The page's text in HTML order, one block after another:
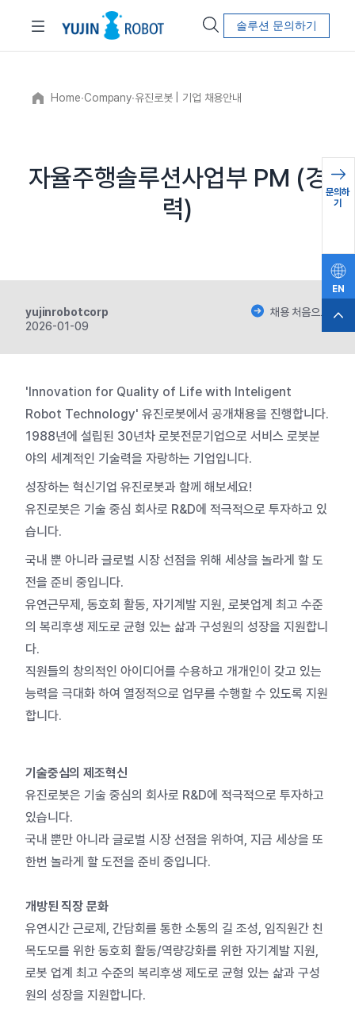
솔루션 문의하기
Home∙Company∙유진로봇 | 기업 채용안내
자율주행솔루션사업부 PM (경
력)
yujinrobotcorp
2026-01-09
채용 처음으로
'Innovation for Quality of Life with Inteligent
Robot Technology' 유진로봇에서 공개채용을 진행합니다.
1988년에 설립된 30년차 로봇전문기업으로 서비스 로봇분
야의 세계적인 기술력을 자랑하는 기업입니다.
성장하는 혁신기업 유진로봇과 함께 해보세요!
유진로봇은 기술 중심 회사로 R&D에 적극적으로 투자하고 있
습니다.
국내 뿐 아니라 글로벌 시장 선점을 위해 세상을 놀라게 할 도
전을 준비 중입니다.
유연근무제, 동호회 활동, 자기계발 지원, 로봇업계 최고 수준
의 복리후생 제도로 균형 있는 삶과 구성원의 성장을 지원합니
다.
직원들의 창의적인 아이디어를 수용하고 개개인이 갖고 있는
능력을 극대화 하여 열정적으로 업무를 수행할 수 있도록 지원
합니다.
기술중심의 제조혁신
유진로봇은 기술 중심의 회사로 R&D에 적극적으로 투자하고
있습니다.
국내 뿐만 아니라 글로벌 시장 선점을 위하여, 지금 세상을 또
한번 놀라게 할 도전을 준비 중입니다.
개방된 직장 문화
유연시간 근로제, 간담회를 통한 소통의 길 조성, 임직원간 친
목도모를 위한 동호회 활동/역량강화를 위한 자기계발 지원,
로봇 업계 최고 수준의 복리후생 제도로 균형 있는 삶과 구성
원의 성장을 지원합니다.
문의하
기
EN